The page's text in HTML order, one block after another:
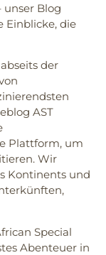
unser Blog
Einblicke, die
der
AST
Plattform, um
Wir
Kontinents und
Special
Abenteuer in